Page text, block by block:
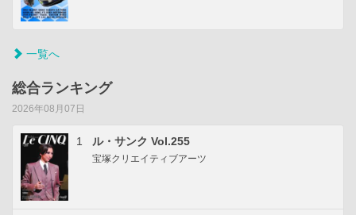
一覧へ
総合ランキング
2026年08月07日
1 ル・サンク Vol.255
宝塚クリエイティブアーツ